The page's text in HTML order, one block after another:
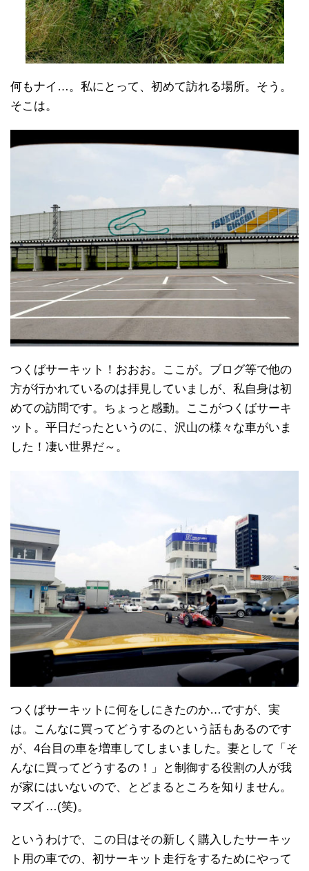
何もナイ…。私にとって、初めて訪れる場所。そう。
そこは。
つくばサーキット！おおお。ここが。ブログ等で他の
方が行かれているのは拝見していましが、私自身は初
めての訪問です。ちょっと感動。ここがつくばサーキ
ット。平日だったというのに、沢山の様々な車がいま
した！凄い世界だ～。
つくばサーキットに何をしにきたのか…ですが、実
は。こんなに買ってどうするのという話もあるのです
が、4台目の車を増車してしまいました。妻として「そ
んなに買ってどうするの！」と制御する役割の人が我
が家にはいないので、とどまるところを知りません。
マズイ…(笑)。
というわけで、この日はその新しく購入したサーキッ
ト用の車での、初サーキット走行をするためにやって